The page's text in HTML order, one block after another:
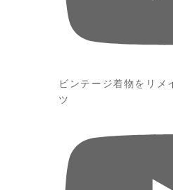
ビンテージ着物をリメ
ツ